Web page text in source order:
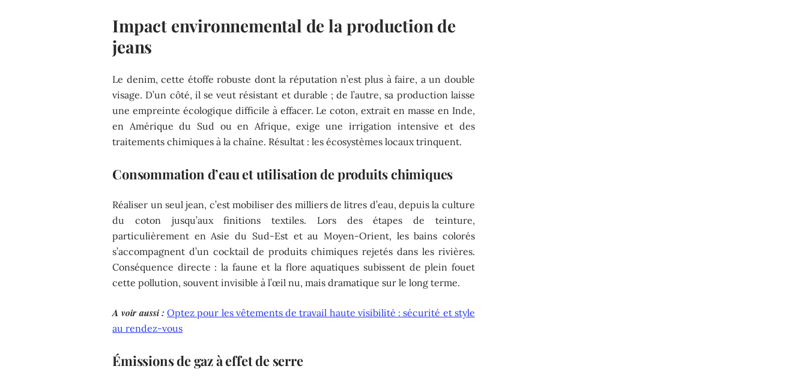
Impact environnemental de la production de
jeans
Le denim, cette étoffe robuste dont la réputation n’est plus à faire, a un double
visage. D’un côté, il se veut résistant et durable ; de l’autre, sa production laisse
une empreinte écologique difficile à effacer. Le coton, extrait en masse en Inde,
en Amérique du Sud ou en Afrique, exige une irrigation intensive et des
traitements chimiques à la chaîne. Résultat : les écosystèmes locaux trinquent.
Consommation d’eau et utilisation de produits chimiques
Réaliser un seul jean, c’est mobiliser des milliers de litres d’eau, depuis la culture
du coton jusqu’aux finitions textiles. Lors des étapes de teinture,
particulièrement en Asie du Sud-Est et au Moyen-Orient, les bains colorés
s’accompagnent d’un cocktail de produits chimiques rejetés dans les rivières.
Conséquence directe : la faune et la flore aquatiques subissent de plein fouet
cette pollution, souvent invisible à l’œil nu, mais dramatique sur le long terme.
A voir aussi : Optez pour les vêtements de travail haute visibilité : sécurité et style
au rendez-vous
Émissions de gaz à effet de serre